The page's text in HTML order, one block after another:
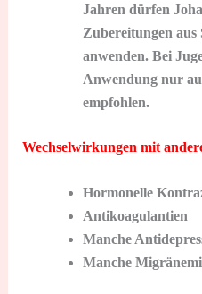
Jahren dürfen
Zubereitungen
anwenden. Bei
Anwendung nur
empfohlen.
Wechselwirkungen mit
Hormonelle
Antikoagulantien
Manche
Manche